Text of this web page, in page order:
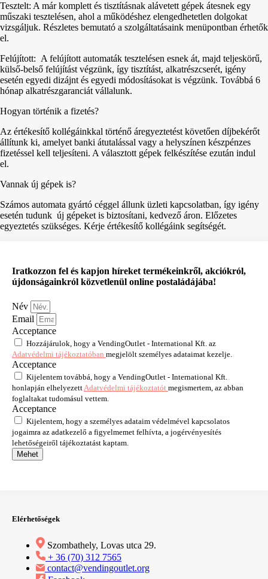
Tesztelt: A már komplett és tisztításnak alávetett gépek átesnek egy
műszaki tesztelésen, ahol a működéshez elengedhetetlen dolgokat
vizsgáljuk. Részletes bemutató a szolgáltatásaink menüpontban érhetők
el.
Felújított: A felújított automaták tesztelésen esnek át, majd teljeskörű,
külső-belső felújítást végzünk, így tisztítást, alkatrészcserét, igény
esetén egyedi dizájnt és egyedi módosításokat is végzünk. Továbbá 6
hónap alkatrészgaranciát vállalunk.
Hogyan történik a fizetés?
Az értékesítő kollégáinkkal történő áregyeztetést követően díjbekérőt
állítunk ki, amelyet banki átutalással vagy a helyszínen készpénzes
fizetéssel kell teljesíteni. A választott gépek felkészítése ezután indul
el.
Vannak új gépek is?
Számos automata gyártó céggel állunk üzleti kapcsolatban, így igény
esetén tudunk új gépeket is biztosítani, kedvező áron. Előzetes
egyeztetés szükséges. Kérje értékesítő kollégáink segítségét.
Iratkozzon fel és kapjon híreket termékeinkről, akciókról,
újdonságainkról közvetlenül online postaládájába!
Név
Email
Acceptance
Hozzájárulok, hogy a VendingOutlet - International Kft. az
Adatvédelmi tájékoztatóban megjelölt személyes adataimat kezelje.
Acceptance
Kijelentem továbbá, hogy a VendingOutlet - International Kft.
honlapján elhelyezett Adatvédelmi tájékoztatót megismertem, az abban
foglaltakat tudomásul vettem.
Acceptance
Kijelentem, hogy a személyes adataim védelmével kapcsolatos
jogaimra az adatkezelő a figyelmemet felhívta, a jogérvényesítés
lehetőségeiről tájékoztatást kaptam.
Mehet
Elérhetőségek
Szombathely, Lovas utca 29.
+ 36 (70) 312 7565
contact@vendingoutlet.org